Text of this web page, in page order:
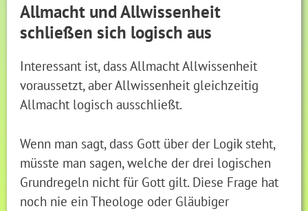
Allmacht und Allwissenheit
schließen sich logisch aus
Interessant ist, dass Allmacht Allwissenheit
voraussetzt, aber Allwissenheit gleichzeitig
Allmacht logisch ausschließt.
Wenn man sagt, dass Gott über der Logik steht,
müsste man sagen, welche der drei logischen
Grundregeln nicht für Gott gilt. Diese Frage hat
noch nie ein Theologe oder Gläubiger